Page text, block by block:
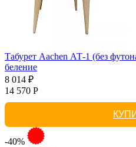
Табурет Aachen АТ-1 (без
беление
8 014 ₽
14 570 Р
-40%